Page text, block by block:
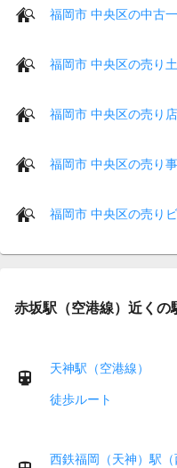
福岡市 中央区の中古
福岡市 中央区の売り
福岡市 中央区の売り
福岡市 中央区の売り
福岡市 中央区の売り
赤坂駅（空港線）近くの
天神駅（空港線）
徒歩ルート
西鉄福岡（天神）駅（